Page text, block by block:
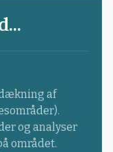
af
og analyser
området.